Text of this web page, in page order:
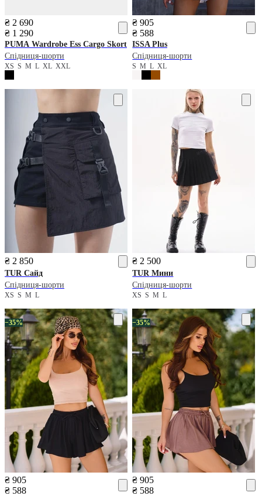
₴ 2 690
₴ 1 290
PUMA Wardrobe Ess Cargo Skort
Спідниця-шорти
XS S M L XL XXL
₴ 905
₴ 588
ISSA Plus
Спідниця-шорти
SMLXL
₴ 2 850
TUR Сайд
Спідниця-шорти
XS S M L
₴ 2 500
TUR Мини
Спідниця-шорти
XSSML
−35%
₴ 905
₴ 588
−35%
₴ 905
₴ 588